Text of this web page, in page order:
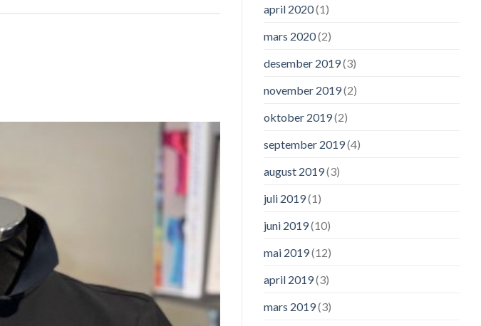
april 2020(1)
mars 2020(2)
desember 2019(3)
november 2019(2)
oktober 2019(2)
september 2019(4)
august 2019(3)
juli 2019(1)
juni 2019(10)
mai 2019(12)
april 2019(3)
mars 2019(3)